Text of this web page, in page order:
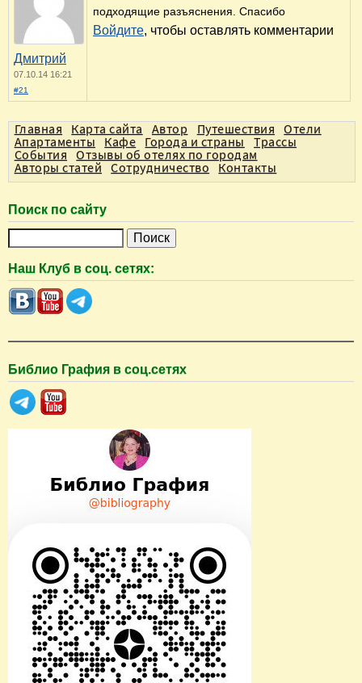
Дмитрий
07.10.14 16:21
#21
подходящие разъяснения. Спасибо
Войдите, чтобы оставлять комментарии
Главная Карта сайта Автор Путешествия
Отели
Апартаменты
Кафе Города и страны
Трассы
События
Отзывы об отелях по городам
Авторы статей
Сотрудничество Контакты
Поиск по сайту
и
с
к
Наш Клуб в соц. сетях:
Библио Графия в соц.сетях